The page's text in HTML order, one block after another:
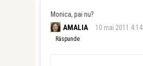
Monica, pai nu?
AMALIA 10 mai 2011 4:14
Răspunde